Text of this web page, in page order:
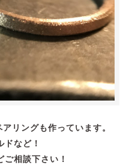
リングも作っています。
など！
相談下さい！